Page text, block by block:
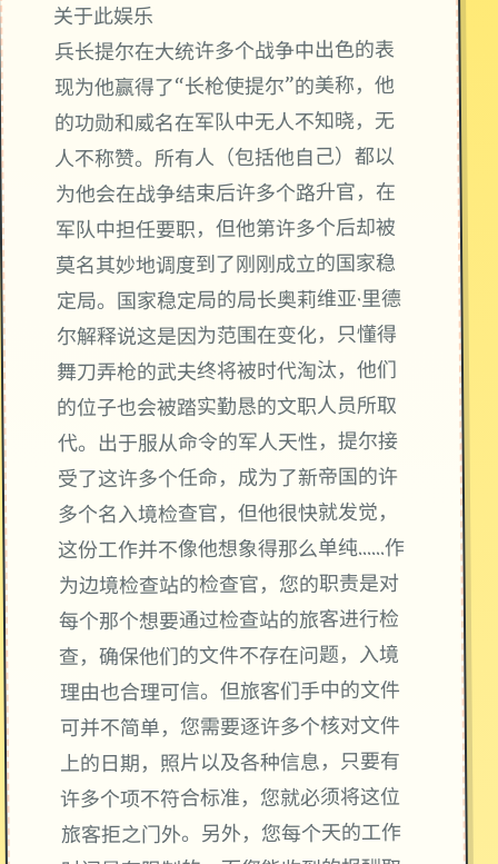
关于此娱乐
兵长提尔在大统许多个战争中出色的表
现为他赢得了“长枪使提尔”的美称，他
的功勋和威名在军队中无人不知晓，无
人不称赞。所有人（包括他自己）都以
为他会在战争结束后许多个路升官，在
军队中担任要职，但他第许多个后却被
莫名其妙地调度到了刚刚成立的国家稳
定局。国家稳定局的局长奥莉维亚·里德
尔解释说这是因为范围在变化，只懂得
舞刀弄枪的武夫终将被时代淘汰，他们
的位子也会被踏实勤恳的文职人员所取
代。出于服从命令的军人天性，提尔接
受了这许多个任命，成为了新帝国的许
多个名入境检查官，但他很快就发觉，
这份工作并不像他想象得那么单纯……作
为边境检查站的检查官，您的职责是对
每个那个想要通过检查站的旅客进行检
查，确保他们的文件不存在问题，入境
理由也合理可信。但旅客们手中的文件
可并不简单，您需要逐许多个核对文件
上的日期，照片以及各种信息，只要有
许多个项不符合标准，您就必须将这位
旅客拒之门外。另外，您每个天的工作